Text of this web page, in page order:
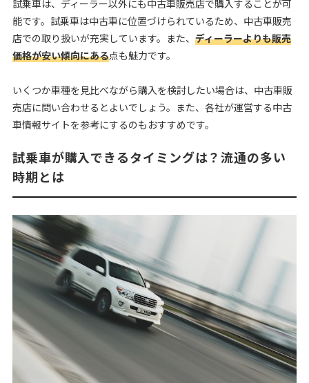
試乗車は、ディーラー以外にも中古車販売店で購入することが可
能です。試乗車は中古車に位置づけられているため、中古車販売
店での取り扱いが充実しています。また、 ディーラーよりも販売
価格が安い傾向にある点も魅力です。
いくつか車種を見比べながら購入を検討したい場合は、中古車販
売店に問い合わせるとよいでしょう。また、各社が運営する中古
車情報サイトを参考にするのもおすすめです。
試乗車が購入できるタイミングは？流通の多い
時期とは